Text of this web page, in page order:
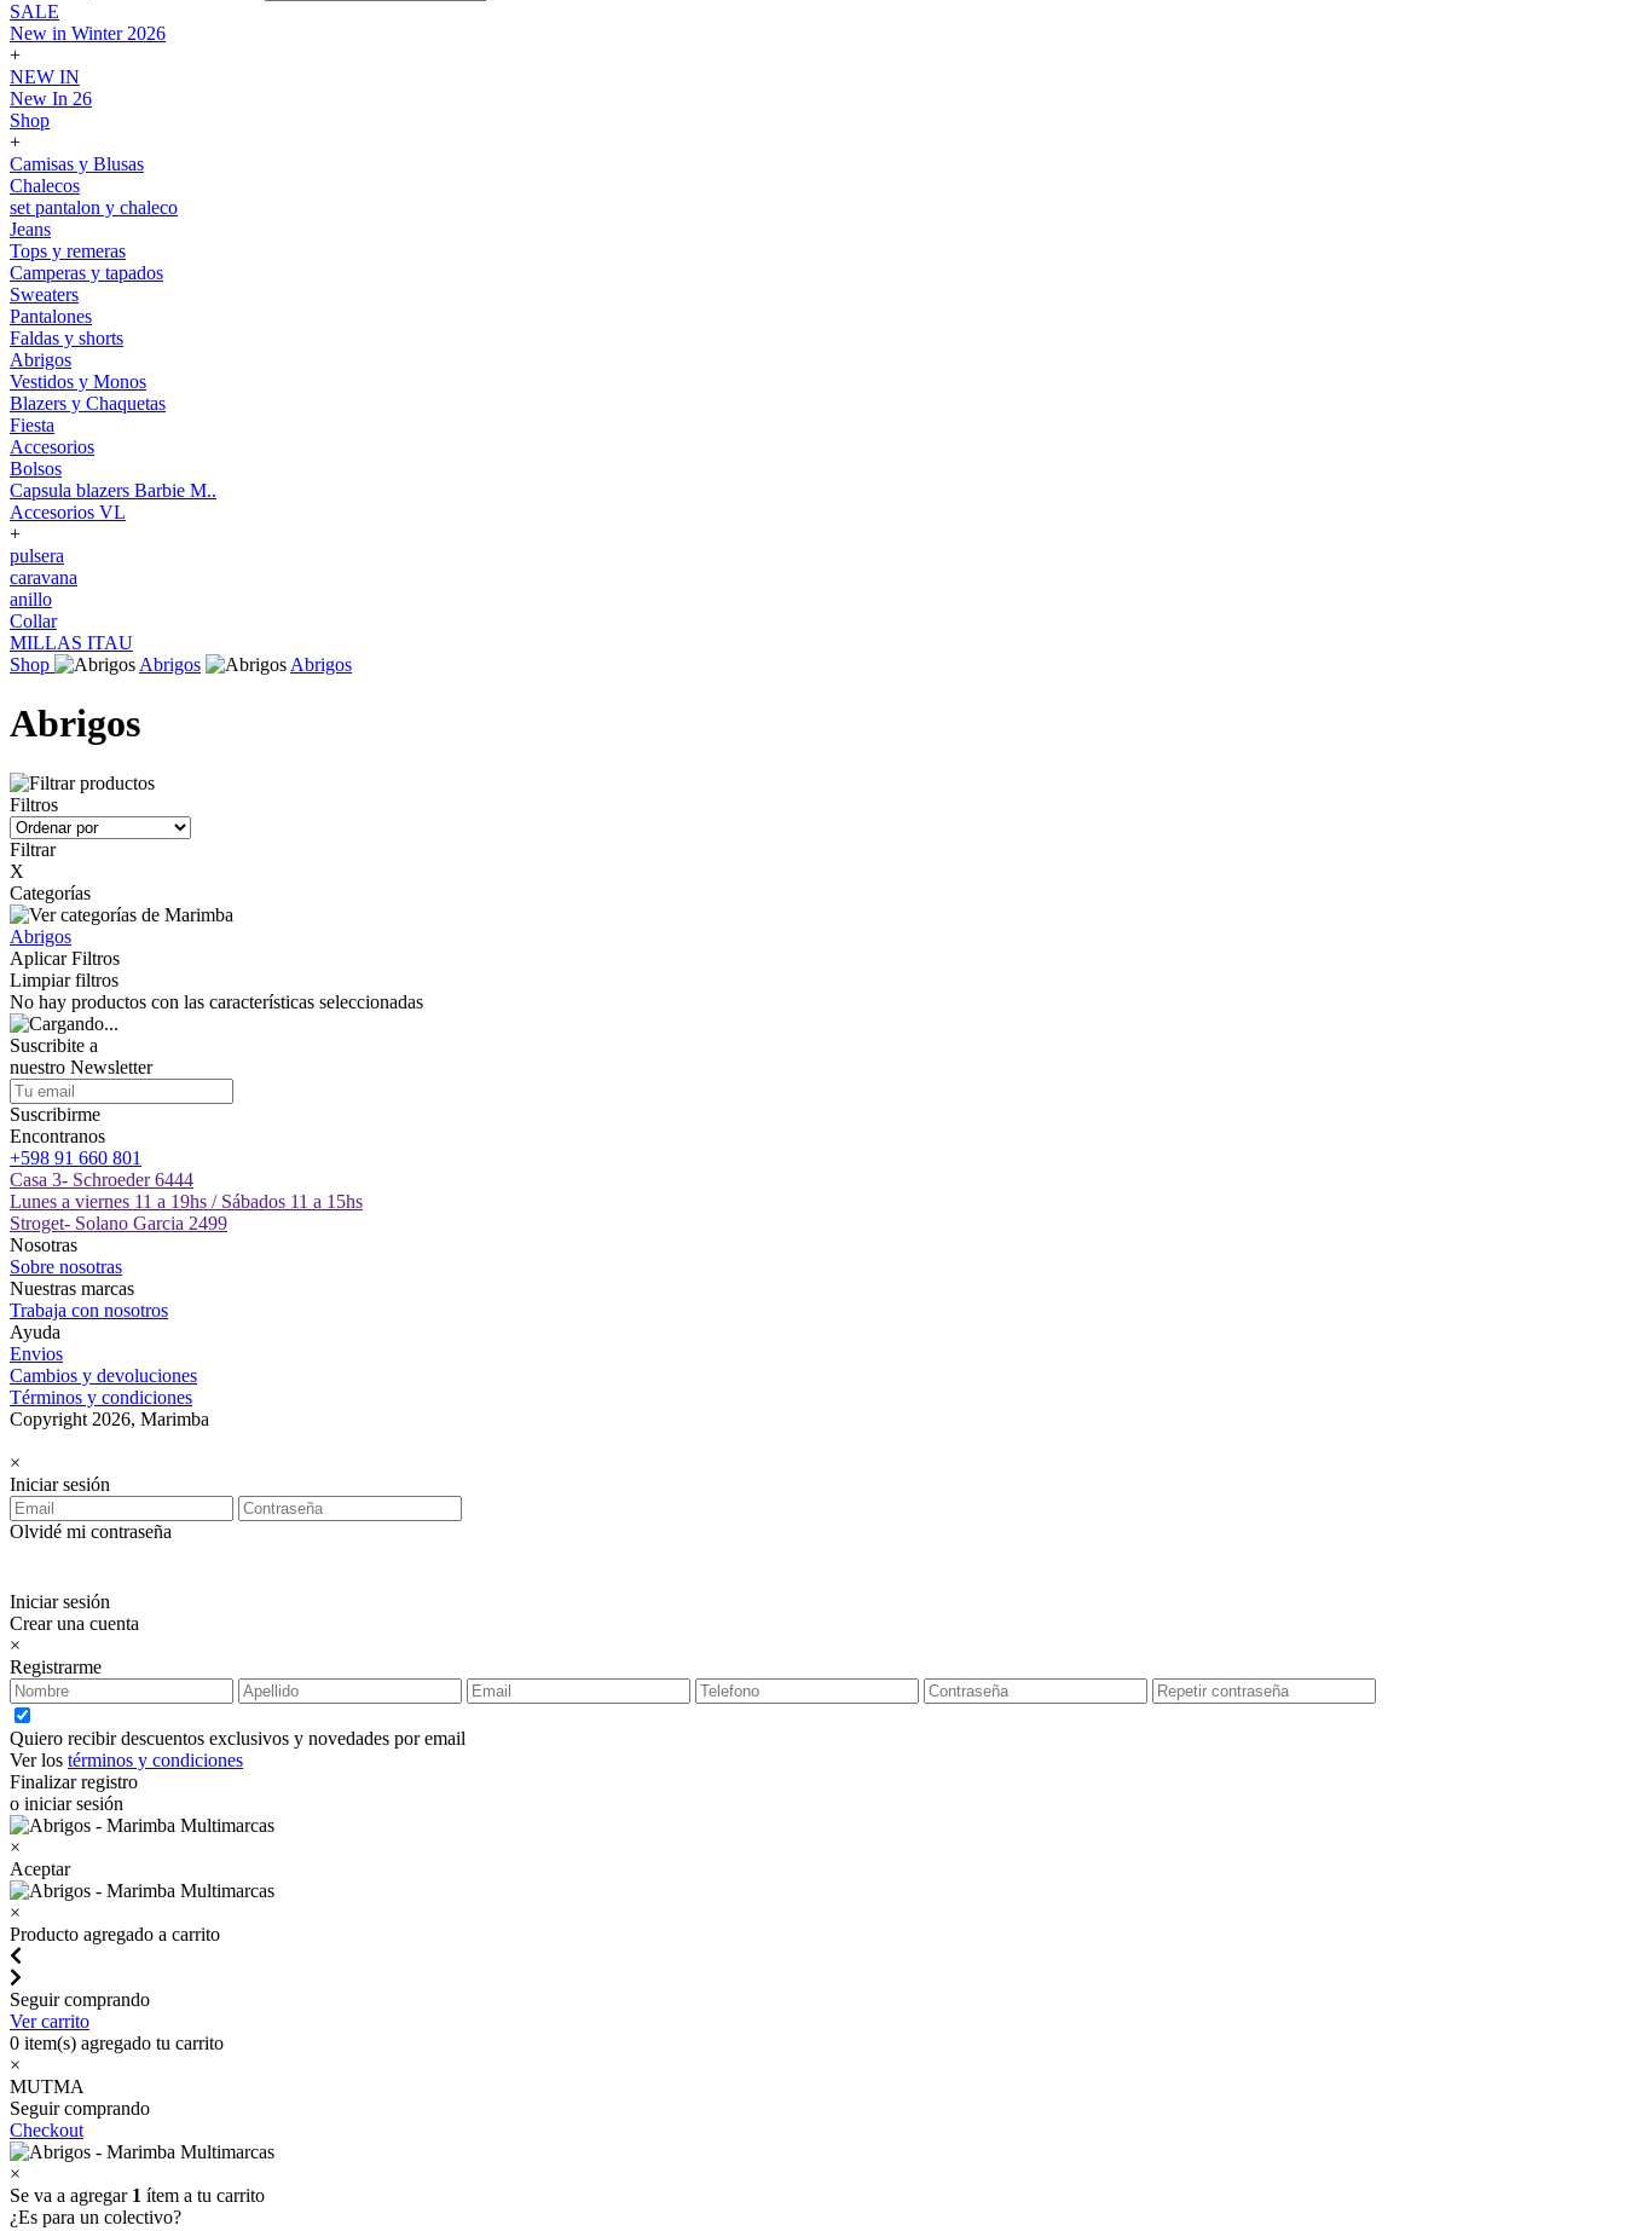
SALE
New in Winter 2026
+
NEW IN
New In 26
Shop
+
Camisas y Blusas
Chalecos
set pantalon y chaleco
Jeans
Tops y remeras
Camperas y tapados
Sweaters
Pantalones
Faldas y shorts
Abrigos
Vestidos y Monos
Blazers y Chaquetas
Fiesta
Accesorios
Bolsos
Capsula blazers Barbie M..
Accesorios VL
+
pulsera
caravana
anillo
Collar
MILLAS ITAU
Shop
Abrigos Abrigos
Abrigos
Filtros
Filtrar
X
Categorías
Abrigos
Aplicar Filtros
Limpiar filtros
No hay productos con las características seleccionadas
Suscribite a
nuestro Newsletter
Suscribirme
Encontranos
+598 91 660 801
Casa 3- Schroeder 6444
Lunes a viernes 11 a 19hs / Sábados 11 a 15hs
Stroget- Solano Garcia 2499
Nosotras
Sobre nosotras
Nuestras marcas
Trabaja con nosotros
Ayuda
Envios
Cambios y devoluciones
Términos y condiciones
Copyright 2026, Marimba
×
Iniciar sesión
Olvidé mi contraseña
Iniciar sesión
Crear una cuenta
×
Registrarme
Quiero recibir descuentos exclusivos y novedades por email
Ver los términos y condiciones
Finalizar registro
o iniciar sesión
×
Aceptar
×
Producto agregado a carrito
Seguir comprando
Ver carrito
0 item(s) agregado tu carrito
×
MUTMA
Seguir comprando
Checkout
×
Se va a agregar 1 ítem a tu carrito
¿Es para un colectivo?